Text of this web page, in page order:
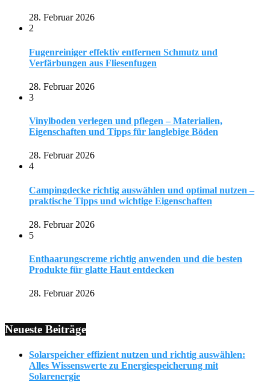
28. Februar 2026
2
Fugenreiniger effektiv entfernen Schmutz und
Verfärbungen aus Fliesenfugen
28. Februar 2026
3
Vinylboden verlegen und pflegen – Materialien,
Eigenschaften und Tipps für langlebige Böden
28. Februar 2026
4
Campingdecke richtig auswählen und optimal nutzen –
praktische Tipps und wichtige Eigenschaften
28. Februar 2026
5
Enthaarungscreme richtig anwenden und die besten
Produkte für glatte Haut entdecken
28. Februar 2026
Neueste Beiträge
Solarspeicher effizient nutzen und richtig auswählen:
Alles Wissenswerte zu Energiespeicherung mit
Solarenergie